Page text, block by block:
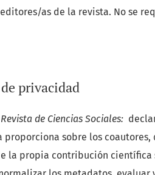
as de la revista. No se
privacidad
de Ciencias Sociales:
proporciona sobre los
la propia contribución